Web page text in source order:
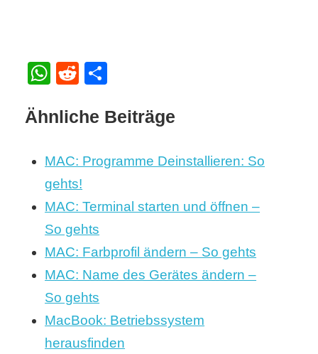
WhatsApp
Reddit
Ähnliche Beiträge
MAC: Programme Deinstallieren: So
gehts!
MAC: Terminal starten und öffnen –
So gehts
MAC: Farbprofil ändern – So gehts
MAC: Name des Gerätes ändern –
So gehts
MacBook: Betriebssystem
herausfinden